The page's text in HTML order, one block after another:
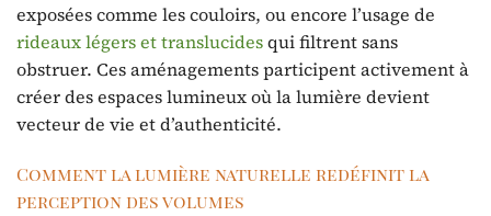
exposées comme les couloirs, ou encore l’usage de
rideaux légers et translucidesqui filtrent sans
obstruer. Ces aménagements participent activement à
créer des espaces lumineux où la lumière devient
vecteur de vie et d’authenticité.
Comment la lumière naturelle redéfinit la
perception des volumes